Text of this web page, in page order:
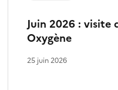
Juin 2026 : visite
Oxygène
25 juin 2026